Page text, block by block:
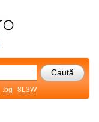
.bg 8L3W